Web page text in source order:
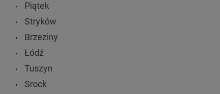
Piątek
Stryków
Brzeziny
Łódź
Tuszyn
Srock